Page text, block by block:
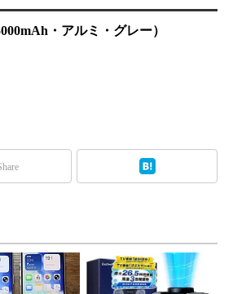
・アルミ・グレー）